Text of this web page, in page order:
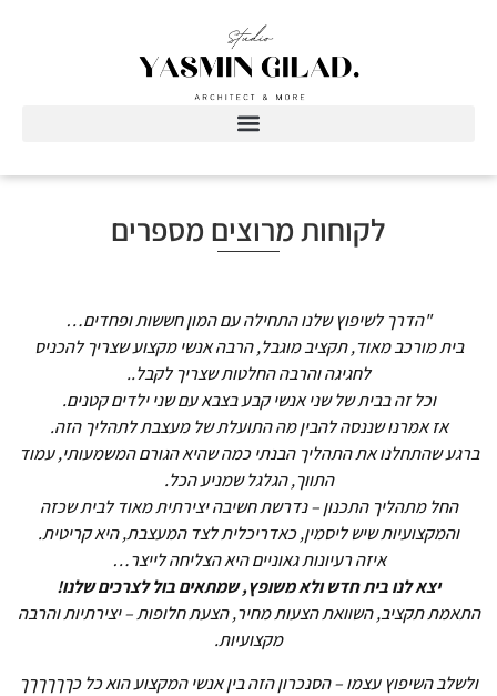
לקוחות מרוצים מספרים
"הדרך לשיפוץ שלנו התחילה עם המון חששות ופחדים…
בית מורכב מאוד, תקציב מוגבל, הרבה אנשי מקצוע שצריך להכניס
לחגיגה והרבה החלטות שצריך לקבל..
וכל זה בבית של שני אנשי קבע בצבא עם שני ילדים קטנים.
אז אמרנו שננסה להבין מה התועלת של מעצבת לתהליך הזה.
ברגע שהתחלנו את התהליך הבנתי כמה שהיא הגורם המשמעותי, עמוד
התווך, הגלגל שמניע הכל.
החל מתהליך התכנון – נדרשת חשיבה יצירתית מאוד לבית שכזה
והמקצועיות שיש ליסמין, כאדריכלית לצד המעצבת, היא קריטית.
איזה רעיונות גאוניים היא הצליחה לייצר…
יצא לנו בית חדש ולא משופץ, שמתאים בול לצרכים שלנו!
התאמת תקציב, השוואת הצעות מחיר, הצעת חלופות – יצירתיות והרבה
מקצועיות.
ולשלב השיפוץ עצמו – הסנכרון הזה בין אנשי המקצוע הוא כל כךךךךךך